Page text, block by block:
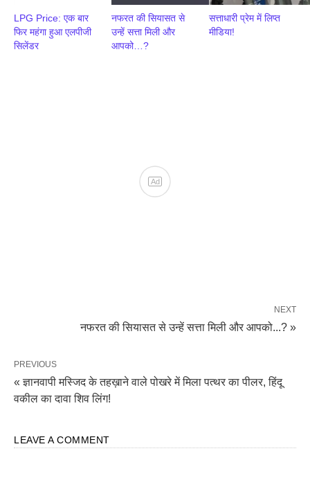
LPG Price: एक बार
फिर महंगा हुआ एलपीजी
सिलेंडर
नफरत की सियासत से
उन्हें सत्ता मिली और
आपको…?
सत्ताधारी प्रेम में लिप्त
मीडिया!
NEXT
नफरत की सियासत से उन्हें सत्ता मिली और आपको...? »
PREVIOUS
« ज्ञानवापी मस्जिद के तहख़ाने वाले पोखरे में मिला पत्थर का पीलर, हिंदू
वकील का दावा शिव लिंग!
LEAVE A COMMENT